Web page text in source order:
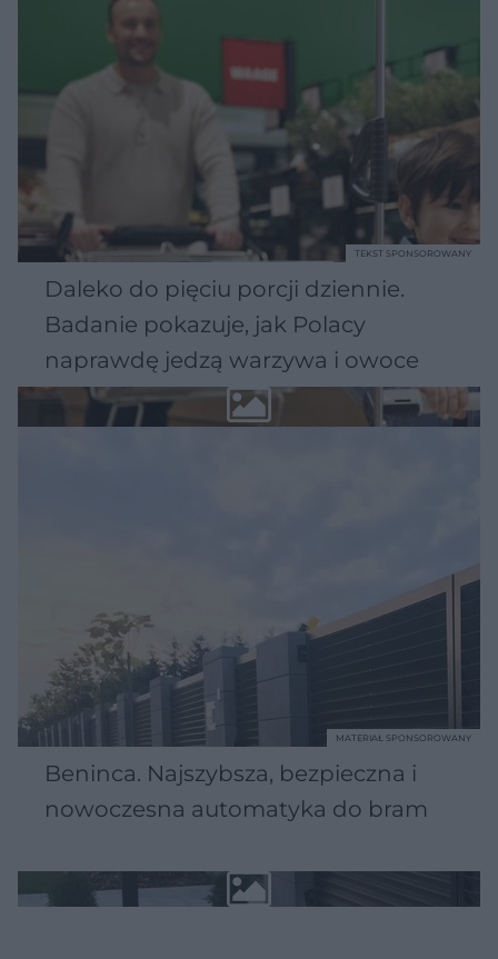
Daleko do pięciu porcji dziennie.
Badanie pokazuje, jak Polacy
naprawdę jedzą warzywa i owoce
TEKST SPONSOROWANY
Beninca. Najszybsza, bezpieczna i
nowoczesna automatyka do bram
MATERIAŁ SPONSOROWANY